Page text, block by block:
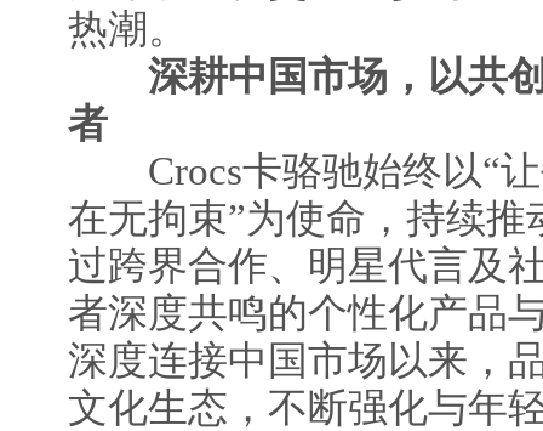
热潮。
深耕中国市场，以共
者
Crocs卡骆驰始终以“让
在无拘束”为使命，持续
过跨界合作、明星代言及
者深度共鸣的个性化产品
深度连接中国市场以来，
文化生态，不断强化与年